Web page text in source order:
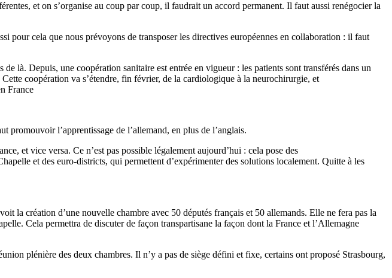
et on s’organise au coup par coup, il faudrait un accord permanent. Il faut aussi renégocier la
pour cela que nous prévoyons de transposer les directives européennes en collaboration : il faut
là. Depuis, une coopération sanitaire est entrée en vigueur : les patients sont transférés dans un
coopération va s’étendre, fin février, de la cardiologique à la neurochirurgie, et
France
promouvoir l’apprentissage de l’allemand, en plus de l’anglais.
et vice versa. Ce n’est pas possible légalement aujourd’hui : cela pose des
et des euro-districts, qui permettent d’expérimenter des solutions localement. Quitte à les
la création d’une nouvelle chambre avec 50 députés français et 50 allemands. Elle ne fera pas la
Cela permettra de discuter de façon transpartisane la façon dont la France et l’Allemagne
plénière des deux chambres. Il n’y a pas de siège défini et fixe, certains ont proposé Strasbourg,